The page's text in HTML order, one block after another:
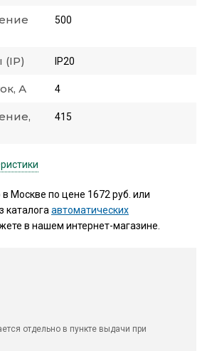
500
(IP) IP20
А 4
415
Москве по цене 1672 руб. или
каталогаавтоматических
в нашем интернет-магазине.
отдельно в пункте выдачи при